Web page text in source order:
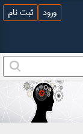
ورود ثبت نام